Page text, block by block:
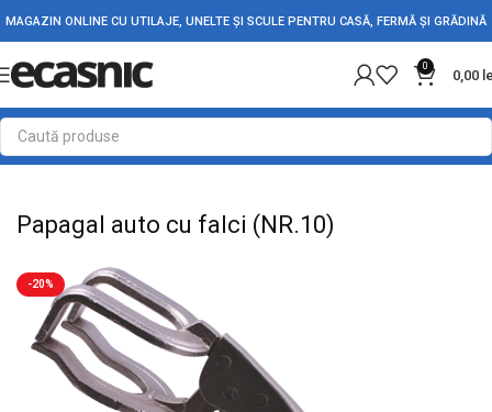
MAGAZIN ONLINE CU UTILAJE, UNELTE ȘI SCULE PENTRU CASĂ, FERMĂ ȘI GRĂDINĂ
0
0,00
Prima pagină Scule - Unelte Clesti & Patenti
Papagal auto cu falci (NR.10)
-20%